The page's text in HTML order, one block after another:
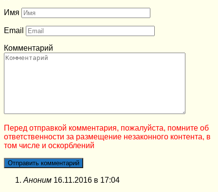
Имя
Email
Комментарий
Перед отправкой комментария, пожалуйста, помните об
ответственности за размещение незаконного контента, в
том числе и оскорблений
Аноним 16.11.2016 в 17:04